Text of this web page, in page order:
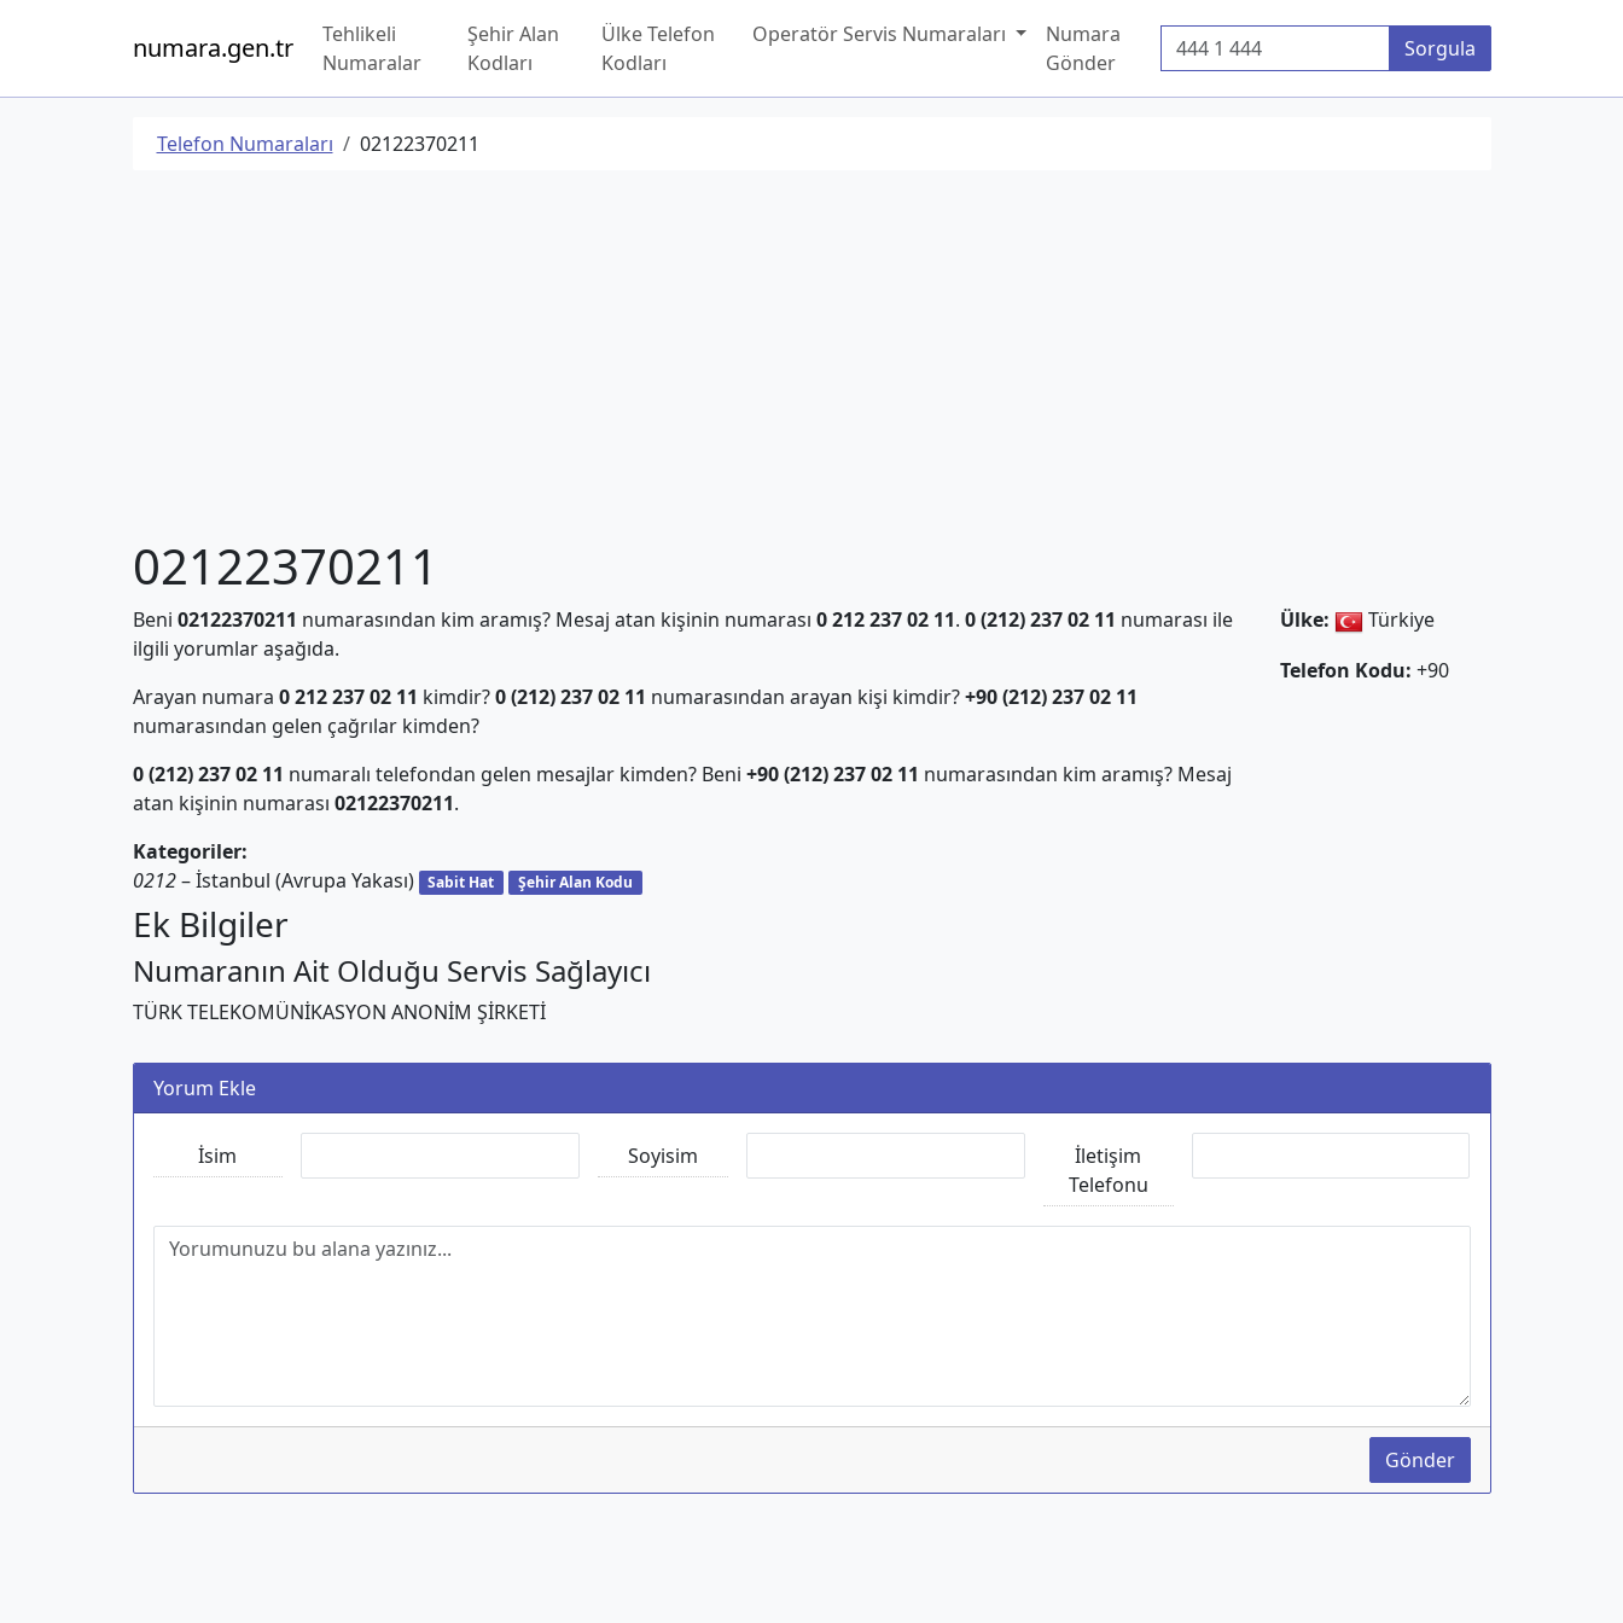
numara.gen.tr
Tehlikeli
Numaralar
Şehir Alan
Kodları
Ülke Telefon
Kodları
Operatör Servis Numaraları
Numara
Gönder
Telefon Numarası Sorgula
Telefon Numaraları 02122370211
02122370211
Beni 02122370211 numarasından kim aramış? Mesaj atan kişinin numarası 0 212 237 02 11. 0 (212) 237 02 11 numarası ile
ilgili yorumlar aşağıda.
Arayan numara 0 212 237 02 11 kimdir?0 (212) 237 02 11 numarasından arayan kişi kimdir?+90 (212) 237 02 11
numarasından gelen çağrılar kimden?
0 (212) 237 02 11 numaralı telefondan gelen mesajlar kimden? Beni +90 (212) 237 02 11 numarasından kim aramış? Mesaj
atan kişinin numarası 02122370211.
Kategoriler:
0212– İstanbul (Avrupa Yakası) Sabit Hat Şehir Alan Kodu
Ülke:
Türkiye
Telefon Kodu: +90
Ek Bilgiler
Numaranın Ait Olduğu Servis Sağlayıcı
TÜRK TELEKOMÜNİKASYON ANONİM ŞİRKETİ
Yorum Ekle
İsim Soyisim
İletişim
Telefonu
Gönder